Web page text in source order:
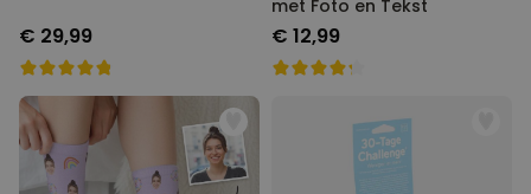
€ 29,99
met Foto en Tekst
€ 12,99